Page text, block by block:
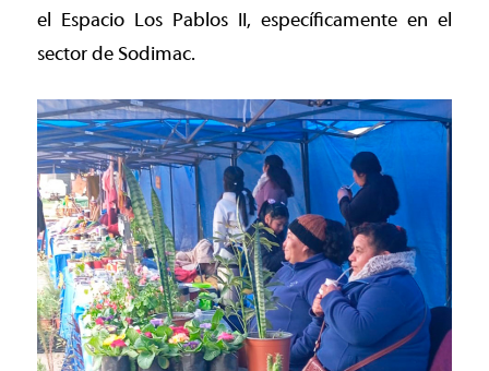
el Espacio Los Pablos II, específicamente en el
sector de Sodimac.